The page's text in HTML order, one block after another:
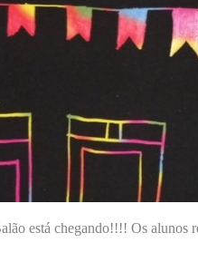
está chegando!!!! Os